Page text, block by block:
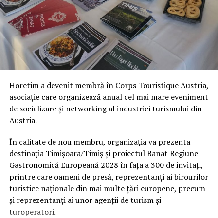
românești, produse locale, vinuri, gastronomie rurală și
un stil de viață încă neuniformizat complet de
globalizare.
Ce s-a întâmplat în România după obținerea titlului
până acum este Sibiul, desemnat „Regiune Gastronomică
Europeană 2019”. Harghita va deține titlul în 2027.
În cazul Sibiului, titlul nu a însemnat doar festivaluri
culinare și promovare externă. A creat un ecosistem nou
între producători locali, pensiuni, restaurante și turism
rural. Programul a fost construit în jurul ideii de
produse locale autentice, agricultură tradițională și
conectarea satelor cu marile fluxuri turistice.
Comparativ: ce s-a schimbat în regiunile românești
Horetim a devenit membră în Corps Touristique Austria,
asociație care organizează anual cel mai mare eveniment
de socializare și networking al industriei turismului din
Austria.
În calitate de nou membru, organizația va prezenta
destinația Timișoara/Timiș și proiectul Banat Regiune
Gastronomică Europeană 2028 în fața a 300 de invitați,
printre care oameni de presă, reprezentanți ai birourilor
turistice naționale din mai multe țări europene, precum
și reprezentanți ai unor agenții de turism și
turoperatori.